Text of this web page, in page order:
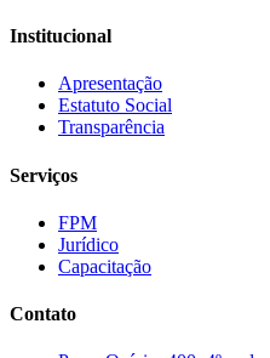
Institucional
Apresentação
Estatuto Social
Transparência
Serviços
FPM
Jurídico
Capacitação
Contato